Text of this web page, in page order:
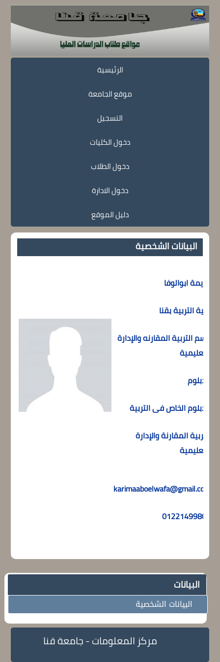
الرئيسية
موقع الجامعة
التسجيل
دخول الكليات
دخول الطلاب
دخول الادارة
دليل الموقع
البيانات الشخصية
كريمة ابوالوفا
كلية التربية بقنا
قسم التربية المقارنه والإدارة
التعليمية
الدبلوم
الدبلوم الخاص فى التربية
التربية المقارنة والإدارة
التعليمية
karimaaboelwafa@gmail.com
01221499803
البيانات
البيانات الشخصية
مركز المعلومات - جامعة قنا